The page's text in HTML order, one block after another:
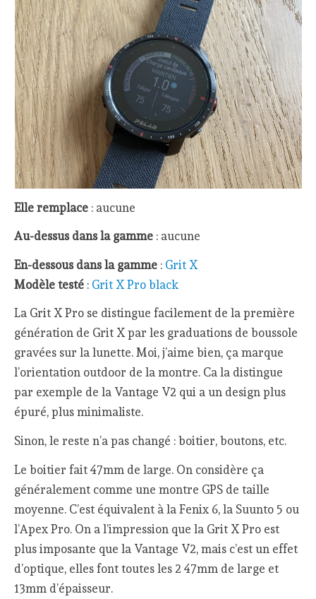
Elle remplace : aucune
Au-dessus dans la gamme : aucune
En-dessous dans la gamme : Grit X
Modèle testé : Grit X Pro black
La Grit X Pro se distingue facilement de la première
génération de Grit X par les graduations de boussole
gravées sur la lunette. Moi, j’aime bien, ça marque
l’orientation outdoor de la montre. Ca la distingue
par exemple de la Vantage V2 qui a un design plus
épuré, plus minimaliste.
Sinon, le reste n’a pas changé : boitier, boutons, etc.
Le boitier fait 47mm de large. On considère ça
généralement comme une montre GPS de taille
moyenne. C’est équivalent à la Fenix 6, la Suunto 5 ou
l’Apex Pro. On a l’impression que la Grit X Pro est
plus imposante que la Vantage V2, mais c’est un effet
d’optique, elles font toutes les 2 47mm de large et
13mm d’épaisseur.